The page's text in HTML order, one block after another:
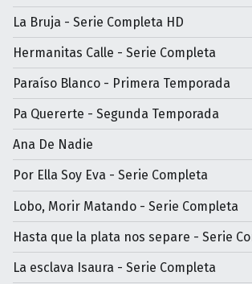
La Bruja - Serie Completa HD
Hermanitas Calle - Serie Completa
Paraíso Blanco - Primera Temporada
Pa Quererte - Segunda Temporada
Ana De Nadie
Por Ella Soy Eva - Serie Completa
Lobo, Morir Matando - Serie Completa
Hasta que la plata nos separe - Serie
La esclava Isaura - Serie Completa